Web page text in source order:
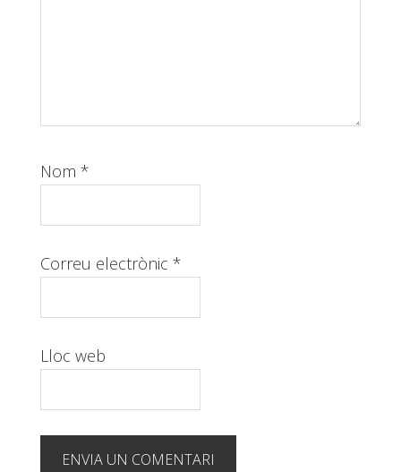
Nom *
Correu electrònic *
Lloc web